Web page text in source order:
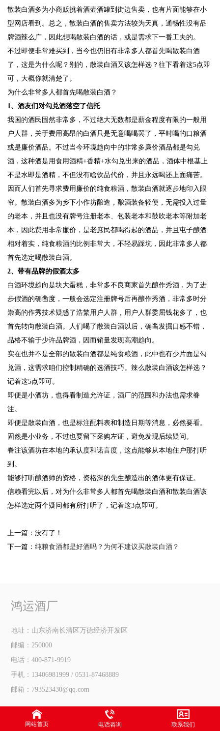
散装白酒多为小商贩挑着酒壶酒罐到街边售卖，也有片面能够在小
型网店看到。总之，散装白酒的售卖方法较为天真，通畅性没有品
牌酒辣么广，因此想喝散装白酒的话，或是需求下一番工夫的。
不过即便非常难买到，当今也仍旧有非常多人都首先喝散装白酒
了，这是为什么呢？别的，散装白酒又该怎样选？往下看着这5点即
可，大概你就清楚了。
为什么非常多人都首先喝散装白酒？
1、酒友们对勾兑酒落空了信托
我国的酒民固然非常多，不过绝大无数都是薪金程度有限的一般用
户人群，关于费用高昂的白酒只是无意喝喝罢了，平时喝的口粮酒
或是廉价酒品。不过当今环境趋向中的非常多廉价酒品都是勾兑
酒，这种酒是用食用酒精+香精+水勾兑出来的酒品，酒体中根基上
不是水即是酒精，不但没有啥饮品代价，并且永远喝还上面痛苦。
因而人们首先寻求费用廉价的纯食粮酒，散装白酒就逐步地印入眼
帘。散装白酒多为乡下小作坊酿造，酿酒装备轻便，无需投入过量
的老本，并且也没有牌号注册老本、包装老本和鼓吹老本等附加老
本，因此费用非常廉价，是老庶民都喝得起的酒品，并且屯子酿酒
相对着实，纯食粮酒的比例非常大，不轻易踩坑，因此非常多人都
首先选定喝散装白酒。
2、带有品牌的假酒太多
白酒环境趋向是块大蛋糕，非常多不良商家首先酿作秀酒，为了进
步假酒的确凿度，一般会选定注册牌号后再酿作秀酒，非常多时分
崇高的作秀技术疑惑了浩繁用户人群，用户人群委屈钱花多了，也
首先转向散装白酒。人们喝了散装白酒以后，确凿发掘口感不错，
品格不输于少许品牌酒，因而销量发现高潮趋向。
实在也并不是全部的散装白酒都是纯食粮酒，此中也有少片面是勾
兑酒，这需求咱们控制精确的选酒技巧。辣么散装白酒该怎样选？
记着这5点即可。
即便是小酒坊，也得看制造允许证，酒厂的范围和办法也需求眷
注。
即便是散装白酒，也是标注配料表和制造日期等消息，必然要看。
固然是小业务，不过也要留下采购左证，避免发现后续疑问。
眷注该酒坊在本地的承认度和诺言度，这点能够从本地住户那打听
到。
能够打听酿酒师的资格，资格深的先生酿造出的酒体更有保证。
信赖看完以后，对为什么非常多人都首先喝散装白酒和散装白酒该
怎样选定两个疑问都有所打听了，记着这3点即可。
上一篇：没有了！
下一篇： 纯粮食酒都是好酒吗？为何不建议买散装白酒？
鸿运酒厂
地址：山东济南长清区万德经济开发区
邮编：250000
电话：400-871-9919
手机：13406981999 / 0531-87468889
邮箱：793523430@qq.com
网站首页 电话咨询 联系我们